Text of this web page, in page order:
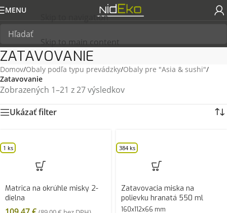
Skip to navigation
Skip to main content
MENU
ZATAVOVANIE
Domov/Obaly podľa typu prevádzky/Obaly pre "Asia & sushi"/
Zatavovanie
Zobrazených 1–21 z 27 výsledkov
Ukázať filter
1 ks
Matrica na okrúhle misky 2-
dielna
384 ks
Zatavovacia miska na
polievku hranatá 550 ml
160x112x66 mm